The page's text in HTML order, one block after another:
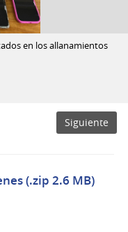
en los allanamientos
Siguiente
(.zip 2.6 MB)